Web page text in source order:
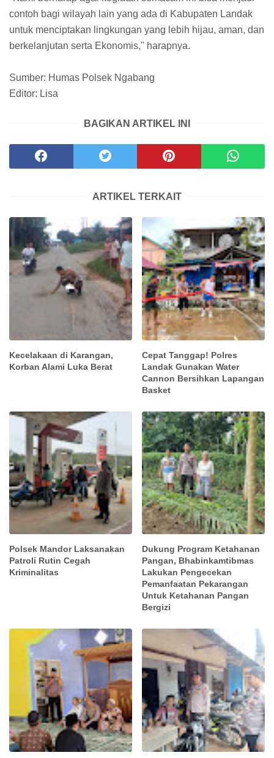
contoh bagi wilayah lain yang ada di Kabupaten Landak
untuk menciptakan lingkungan yang lebih hijau, aman, dan
berkelanjutan serta Ekonomis," harapnya.
Sumber: Humas Polsek Ngabang
Editor: Lisa
BAGIKAN ARTIKEL INI
ARTIKEL TERKAIT
Kecelakaan di Karangan,
Korban Alami Luka Berat
Cepat Tanggap! Polres
Landak Gunakan Water
Cannon Bersihkan Lapangan
Basket
Polsek Mandor Laksanakan
Patroli Rutin Cegah
Kriminalitas
Dukung Program Ketahanan
Pangan, Bhabinkamtibmas
Lakukan Pengecekan
Pemanfaatan Pekarangan
Untuk Ketahanan Pangan
Bergizi